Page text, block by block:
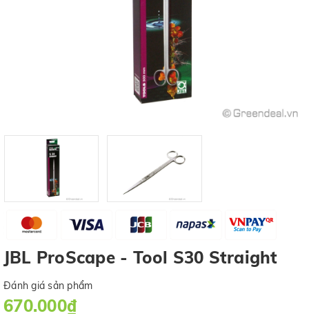
JBL ProScape - Tool S30 Straight
Đánh giá sản phẩm
670.000₫